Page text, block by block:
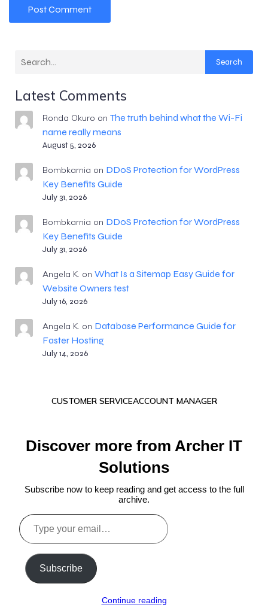
Search
Latest Comments
Ronda Okuro on The truth behind what the Wi-Fi
name really means
August 5, 2026
Bombkarnia on DDoS Protection for WordPress
Key Benefits Guide
July 31, 2026
Bombkarnia on DDoS Protection for WordPress
Key Benefits Guide
July 31, 2026
Angela K. on What Is a Sitemap Easy Guide for
Website Owners test
July 16, 2026
Angela K. on Database Performance Guide for
Faster Hosting
July 14, 2026
CUSTOMER SERVICEACCOUNT MANAGER
Discover more from Archer IT
Solutions
Subscribe now to keep reading and get access to the full
archive.
Type
your
email…
Subscribe
Continue reading